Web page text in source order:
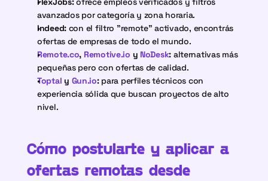
avanzados por categoría y zona horaria.
Indeed: con el filtro "remote" activado, encontrás
ofertas de empresas de todo el mundo.
Remote.co, Remotive.io y NoDesk: alternativas más
pequeñas pero con ofertas de calidad.
Toptal y Gun.io: para perfiles técnicos con
experiencia sólida que buscan proyectos de alto
nivel.
Cómo postularte y aplicar a
ofertas remotas desde